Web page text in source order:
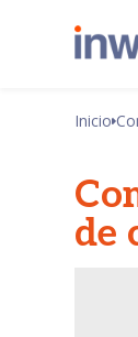
Inicio
de